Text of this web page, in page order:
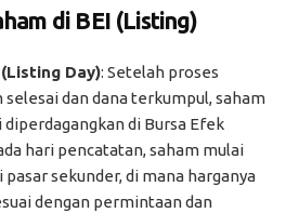
di BEI (Listing)
Day): Setelah proses
dan dana terkumpul, saham
di Bursa Efek
hari pencatatan, saham mulai
sekunder, di mana harganya
dengan permintaan dan